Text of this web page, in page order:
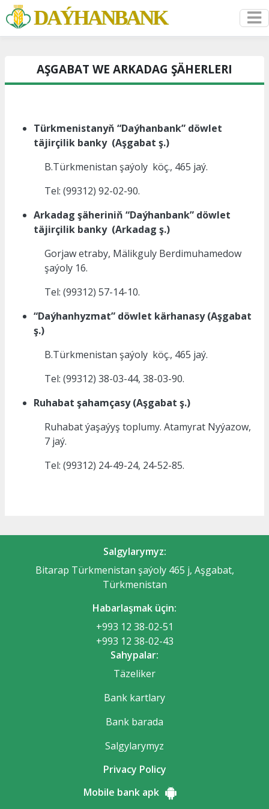
DAÝHANBANK
AŞGABAT WE ARKADAG ŞÄHERLERI
Türkmenistanyň “Daýhanbank” döwlet
täjirçilik banky (Aşgabat ş.)
B.Türkmenistan şaýoly köç., 465 jaý.
Tel: (99312) 92-02-90.
Arkadag şäheriniň “Daýhanbank” döwlet
täjirçilik banky (Arkadag ş.)
Gorjaw etraby, Mälikguly Berdimuhamedow
şaýoly 16.
Tel: (99312) 57-14-10.
“Daýhanhyzmat” döwlet kärhanasy (Aşgabat
ş.)
B.Türkmenistan şaýoly köç., 465 jaý.
Tel: (99312) 38-03-44, 38-03-90.
Ruhabat şahamçasy (Aşgabat ş.)
Ruhabat ýaşaýyş toplumy. Atamyrat Nyýazow,
7 jaý.
Tel: (99312) 24-49-24, 24-52-85.
Salgylarymyz:
Bitarap Türkmenistan şaýoly 465 j, Aşgabat,
Türkmenistan
Habarlaşmak üçin:
+993 12 38-02-51
+993 12 38-02-43
Sahypalar:
Täzeliker
Bank kartlary
Bank barada
Salgylarymyz
Privacy Policy
Mobile bank apk